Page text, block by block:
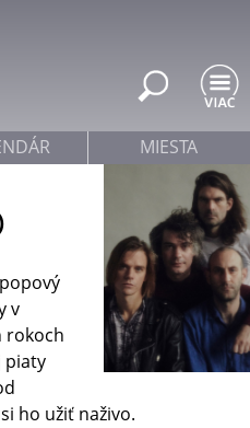
v
rokoch
piaty
ho užiť naživo.
MIESTA